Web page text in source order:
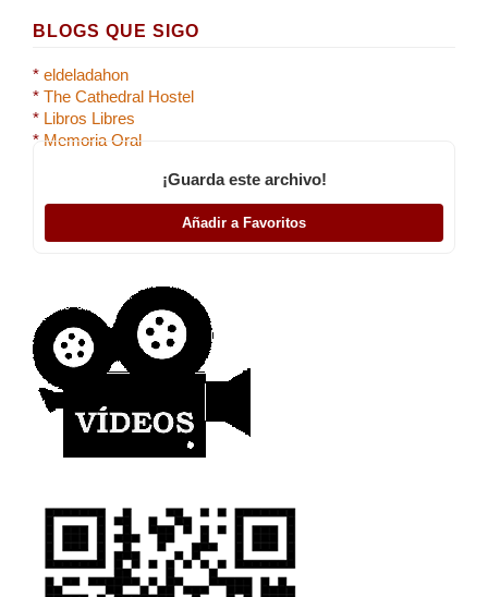
BLOGS QUE SIGO
* eldeladahon
* The Cathedral Hostel
* Libros Libres
* Memoria Oral
¡Guarda este archivo!
Añadir a Favoritos